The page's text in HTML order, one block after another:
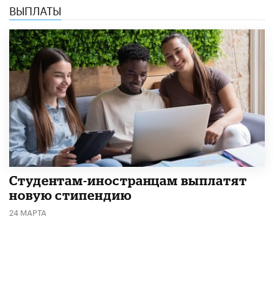
ВЫПЛАТЫ
Студентам-иностранцам выплатят
новую стипендию
24 МАРТА